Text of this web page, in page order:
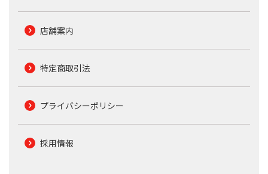
店舗案内
特定商取引法
プライバシーポリシー
採用情報